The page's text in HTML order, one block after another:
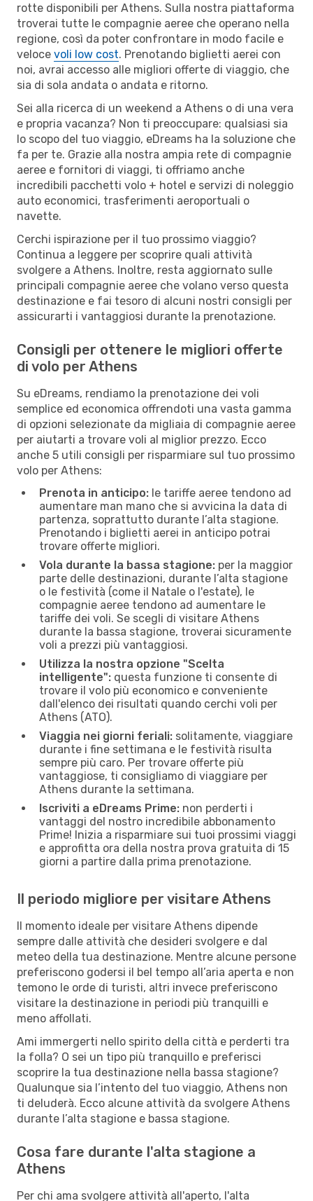
rotte disponibili per Athens. Sulla nostra piattaforma
troverai tutte le compagnie aeree che operano nella
regione, così da poter confrontare in modo facile e
veloce voli low cost. Prenotando biglietti aerei con
noi, avrai accesso alle migliori offerte di viaggio, che
sia di sola andata o andata e ritorno.
Sei alla ricerca di un weekend a Athens o di una vera
e propria vacanza? Non ti preoccupare: qualsiasi sia
lo scopo del tuo viaggio, eDreams ha la soluzione che
fa per te. Grazie alla nostra ampia rete di compagnie
aeree e fornitori di viaggi, ti offriamo anche
incredibili pacchetti volo + hotel e servizi di noleggio
auto economici, trasferimenti aeroportuali o
navette.
Cerchi ispirazione per il tuo prossimo viaggio?
Continua a leggere per scoprire quali attività
svolgere a Athens. Inoltre, resta aggiornato sulle
principali compagnie aeree che volano verso questa
destinazione e fai tesoro di alcuni nostri consigli per
assicurarti i vantaggiosi durante la prenotazione.
Consigli per ottenere le migliori offerte
di volo per Athens
Su eDreams, rendiamo la prenotazione dei voli
semplice ed economica offrendoti una vasta gamma
di opzioni selezionate da migliaia di compagnie aeree
per aiutarti a trovare voli al miglior prezzo. Ecco
anche 5 utili consigli per risparmiare sul tuo prossimo
volo per Athens:
Prenota in anticipo: le tariffe aeree tendono ad
aumentare man mano che si avvicina la data di
partenza, soprattutto durante l’alta stagione.
Prenotando i biglietti aerei in anticipo potrai
trovare offerte migliori.
Vola durante la bassa stagione: per la maggior
parte delle destinazioni, durante l’alta stagione
o le festività (come il Natale o l'estate), le
compagnie aeree tendono ad aumentare le
tariffe dei voli. Se scegli di visitare Athens
durante la bassa stagione, troverai sicuramente
voli a prezzi più vantaggiosi.
Utilizza la nostra opzione "Scelta
intelligente": questa funzione ti consente di
trovare il volo più economico e conveniente
dall'elenco dei risultati quando cerchi voli per
Athens (ATO).
Viaggia nei giorni feriali: solitamente, viaggiare
durante i fine settimana e le festività risulta
sempre più caro. Per trovare offerte più
vantaggiose, ti consigliamo di viaggiare per
Athens durante la settimana.
Iscriviti a eDreams Prime: non perderti i
vantaggi del nostro incredibile abbonamento
Prime! Inizia a risparmiare sui tuoi prossimi viaggi
e approfitta ora della nostra prova gratuita di 15
giorni a partire dalla prima prenotazione.
Il periodo migliore per visitare Athens
Il momento ideale per visitare Athens dipende
sempre dalle attività che desideri svolgere e dal
meteo della tua destinazione. Mentre alcune persone
preferiscono godersi il bel tempo all’aria aperta e non
temono le orde di turisti, altri invece preferiscono
visitare la destinazione in periodi più tranquilli e
meno affollati.
Ami immergerti nello spirito della città e perderti tra
la folla? O sei un tipo più tranquillo e preferisci
scoprire la tua destinazione nella bassa stagione?
Qualunque sia l’intento del tuo viaggio, Athens non
ti deluderà. Ecco alcune attività da svolgere Athens
durante l’alta stagione e bassa stagione.
Cosa fare durante l'alta stagione a
Athens
Per chi ama svolgere attività all'aperto, l'alta